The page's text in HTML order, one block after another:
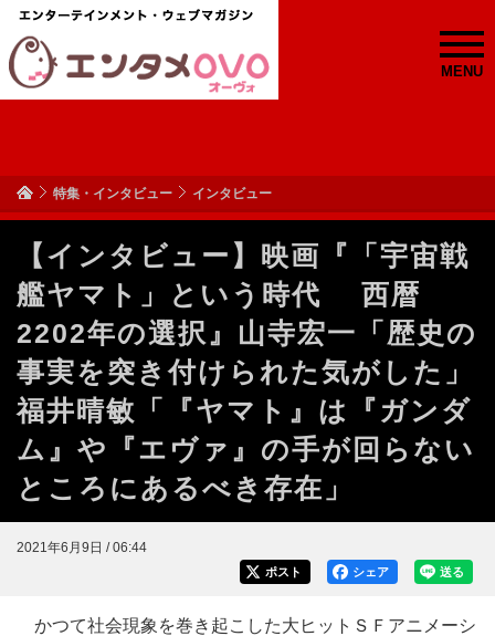
MENU
特集・インタビュー インタビュー
【インタビュー】映画『「宇宙戦
艦ヤマト」という時代 西暦
2202年の選択』山寺宏一「歴史の
事実を突き付けられた気がした」
福井晴敏「『ヤマト』は『ガンダ
ム』や『エヴァ』の手が回らない
ところにあるべき存在」
2021年6月9日 / 06:44
送る
シェア
ポスト
かつて社会現象を巻き起こした大ヒットＳＦアニメーシ